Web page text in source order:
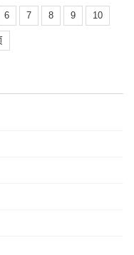
6 7 8 9 10